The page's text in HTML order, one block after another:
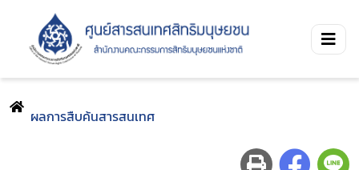
ผลการสืบค้นสารสนเทศ